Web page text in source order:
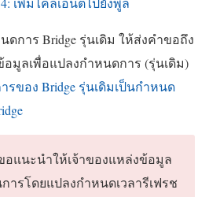
การ Bridge รุ่นเดิม ให้ส่งคำขอถึง
อมูลเพื่อแปลงกำหนดการ (รุ่นเดิม)
รของ Bridge รุ่นเดิมเป็นกำหนด
อแนะนำให้เจ้าของแหล่งข้อมูล
ารโดยแปลงกำหนดเวลารีเฟรช